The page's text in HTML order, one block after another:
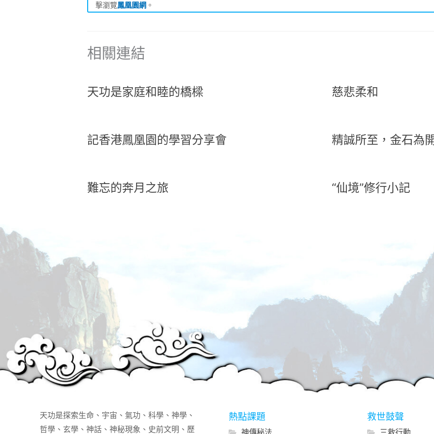
擊瀏覽鳳凰園網 。
相關連結
天功是家庭和睦的橋樑 慈悲柔和
記香港鳳凰園的學習分享會 精誠所至，金石為
難忘的奔月之旅 “仙境”修行小記
天功是探索生命、宇宙、氣功、科學、神學、
哲學、玄學、神話、神秘現象、史前文明、歷
熱點課題 救世鼓聲